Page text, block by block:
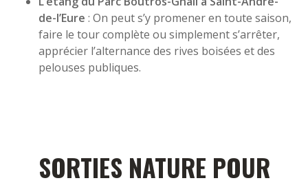
de-l’Eure : On peut s’y promener en toute saison,
faire le tour complète ou simplement s’arrêter,
apprécier l’alternance des rives boisées et des
pelouses publiques.
SORTIES NATURE POUR